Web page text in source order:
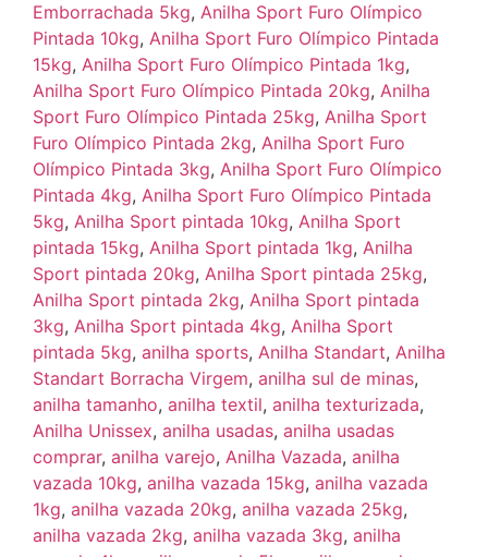
Emborrachada 5kg, Anilha Sport Furo Olímpico
Pintada 10kg, Anilha Sport Furo Olímpico Pintada
15kg, Anilha Sport Furo Olímpico Pintada 1kg,
Anilha Sport Furo Olímpico Pintada 20kg, Anilha
Sport Furo Olímpico Pintada 25kg, Anilha Sport
Furo Olímpico Pintada 2kg, Anilha Sport Furo
Olímpico Pintada 3kg, Anilha Sport Furo Olímpico
Pintada 4kg, Anilha Sport Furo Olímpico Pintada
5kg, Anilha Sport pintada 10kg, Anilha Sport
pintada 15kg, Anilha Sport pintada 1kg, Anilha
Sport pintada 20kg, Anilha Sport pintada 25kg,
Anilha Sport pintada 2kg, Anilha Sport pintada
3kg, Anilha Sport pintada 4kg, Anilha Sport
pintada 5kg, anilha sports, Anilha Standart, Anilha
Standart Borracha Virgem, anilha sul de minas,
anilha tamanho, anilha textil, anilha texturizada,
Anilha Unissex, anilha usadas, anilha usadas
comprar, anilha varejo, Anilha Vazada, anilha
vazada 10kg, anilha vazada 15kg, anilha vazada
1kg, anilha vazada 20kg, anilha vazada 25kg,
anilha vazada 2kg, anilha vazada 3kg, anilha